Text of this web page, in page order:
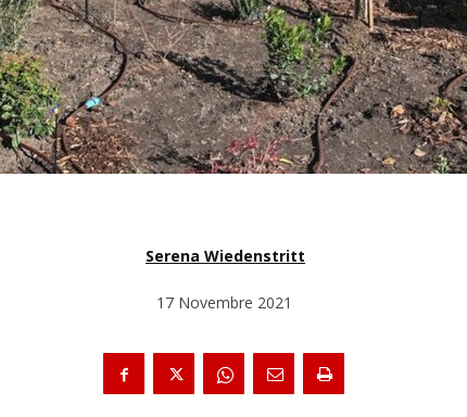
Serena Wiedenstritt
17 Novembre 2021